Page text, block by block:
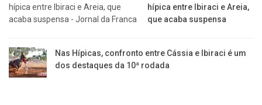
hípica entre Ibiraci e Areia,
que acaba suspensa
Nas Hípicas, confronto entre Cássia e Ibiraci é um
dos destaques da 10ª rodada